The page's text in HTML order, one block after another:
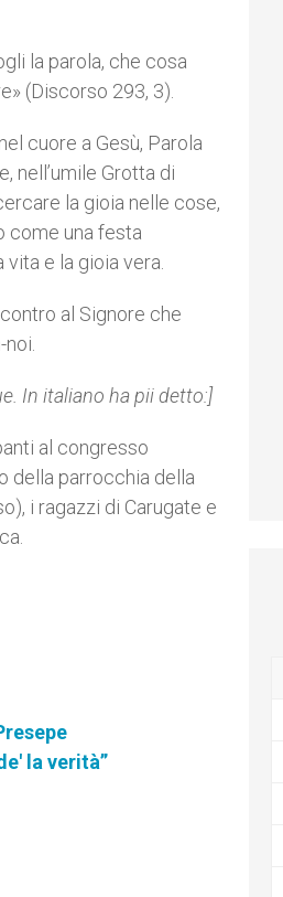
la parola, che cosa
(Discorso 293, 3).
cuore a Gesù, Parola
nell’umile Grotta di
la gioia nelle cose,
come una festa
e la gioia vera.
al Signore che
In italiano ha pii detto:]
al congresso
della parrocchia della
i ragazzi di Carugate e
la verità”